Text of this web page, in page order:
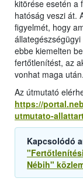
kitörése esetén a
hatóság veszi át.
figyelmét, hogy
ebbe kiemelten
fertőtlenítést, az
vonhat maga után.
Az útmutató
https://
utmutato-
Kapcsolódó
Nébih"